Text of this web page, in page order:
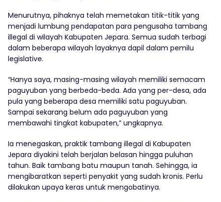
Menurutnya, pihaknya telah memetakan titik-titik yang
menjadi lumbung pendapatan para pengusaha tambang
illegal di wilayah Kabupaten Jepara. Semua sudah terbagi
dalam beberapa wilayah layaknya dapil dalam pemilu
legislative.
“Hanya saya, masing-masing wilayah memiliki semacam
paguyuban yang berbeda-beda. Ada yang per-desa, ada
pula yang beberapa desa memiliki satu paguyuban.
Sampai sekarang belum ada paguyuban yang
membawahi tingkat kabupaten,” ungkapnya.
Ia menegaskan, praktik tambang illegal di Kabupaten
Jepara diyakini telah berjalan belasan hingga puluhan
tahun. Baik tambang batu maupun tanah. Sehingga, ia
mengibaratkan seperti penyakit yang sudah kronis. Perlu
dilakukan upaya keras untuk mengobatinya.